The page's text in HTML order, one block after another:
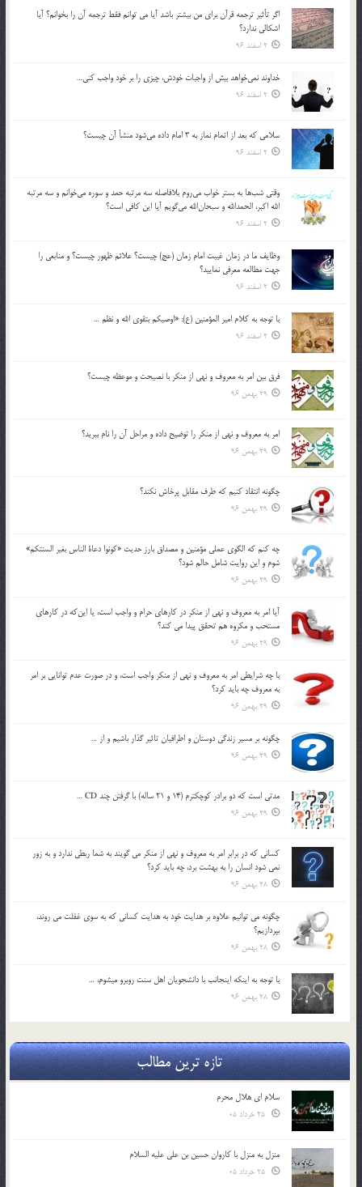
اگر تأثير ترجمه قرآن براي من بيشتر باشد آيا مي توانم فقط ترجمه آن را بخوانم؟ آيا
اشكالي ندارد؟
2 اسفند 96
خداوند نمي‌خواهد بيش از واجبات خودش، چيزي را بر خود واجب كني…
2 اسفند 96
سلامي كه بعد از اتمام نماز به 3 امام داده مي‌شود منشأ آن چيست؟
2 اسفند 96
وقتي شب‌ها به بستر خواب مي‌روم بلافاصله سه مرتبه حمد و سوره مي‌خوانم و سه مرتبه
الله اكبر، الحمدالله و سبحان‌الله مي‌گويم آيا اين كافي است؟
2 اسفند 96
وظايف ما در زمان غيبت امام زمان (عج) چيست؟ علائم ظهور چيست؟ و منابعي را
جهت مطالعه معرفي نماييد؟
2 اسفند 96
با توجه به كلام امير المؤمنين (ع): «اوصيكم بتقوي الله و نظم …
2 اسفند 96
فرق بين امر به معروف و نهي از منكر با نصيحت و موعظه چيست؟
29 بهمن 96
امر به معروف و نهي از منكر را توضيح داده و مراحل آن را نام ببريد؟
29 بهمن 96
چگونه انتقاد كنيم كه طرف مقابل پرخاش نكند؟
29 بهمن 96
چه كنم كه الگوي عملي مؤمنين و مصداق بارز حديث «كونوا دعاة الناس بغير السنتكم»
شوم و اين روايت شامل حالم شود؟
29 بهمن 96
آيا امر به معروف و نهي از منكر در كارهاي حرام و واجب است، يا اين‌كه در كارهاي
مستحب و مكروه هم تحقق پيدا مي كند؟
29 بهمن 96
با چه شرايطي امر به معروف و نهي از منکر واجب است، و در صورت عدم توانايي بر امر
به معروف چه بايد کرد؟
29 بهمن 96
چگونه بر مسير زندگي دوستان و اطرافيان تاثير گذار باشيم و از …
29 بهمن 96
مدتي است كه دو برادر كوچكترم (14 و 21 ساله) با گرفتن چند CD …
29 بهمن 96
كساني كه در برابر امر به معروف و نهي از منكر مي گويند به شما ربطي ندارد و به زور
نمي شود انسان را به بهشت برد، چه بايد كرد؟
28 بهمن 96
چگونه مي توانيم علاوه بر هدايت خود به هدايت كساني كه به سوي غفلت مي روند،
بپردازيم؟
28 بهمن 96
با توجه به اينكه اينجانب با دانشجويان اهل سنت روبرو مي‎شوم، …
28 بهمن 96
تازه ترین مطالب
سلام ای هلال محرم
منزل به منزل با کاروان حسین بن علی علیه السلام